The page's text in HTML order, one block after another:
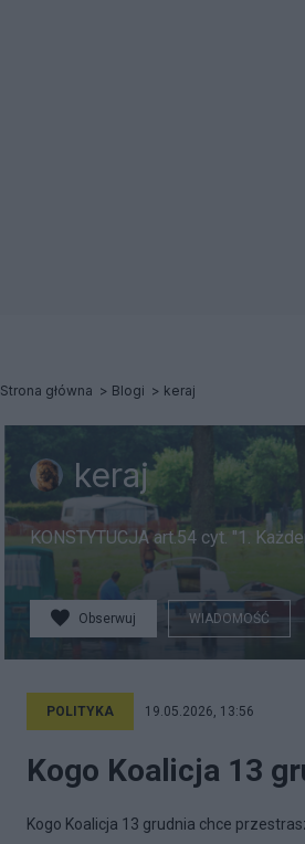
Strona główna Blogi keraj
keraj
KONSTYTUCJA art.54 cyt. "1.
Obserwuj WIADOMOŚĆ
POLITYKA 19.05.2026, 13:56
Kogo Koalicja 13
Kogo Koalicja 13 grudnia chce